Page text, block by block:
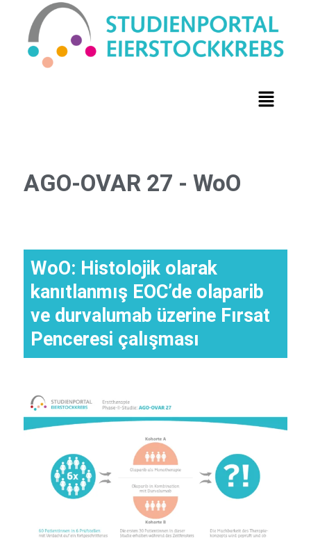
AGO-OVAR 27 - WoO
WoO: Histolojik olarak
kanıtlanmış EOC’de olaparib
ve durvalumab üzerine Fırsat
Penceresi çalışması